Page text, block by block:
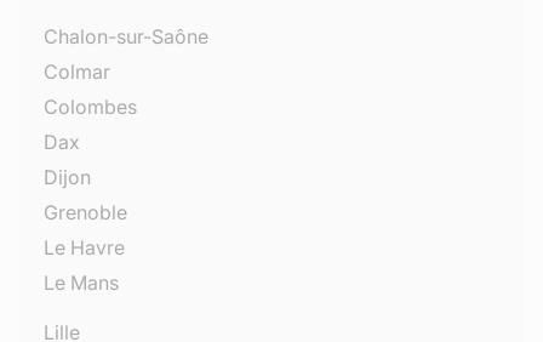
Chalon-sur-Saône
Colmar
Colombes
Dax
Dijon
Grenoble
Le Havre
Le Mans
Lille